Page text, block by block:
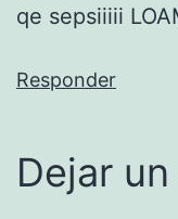
qe sepsiiiii
Responder
Dejar